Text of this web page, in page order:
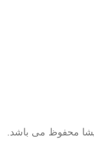
محفوظ می باشد.